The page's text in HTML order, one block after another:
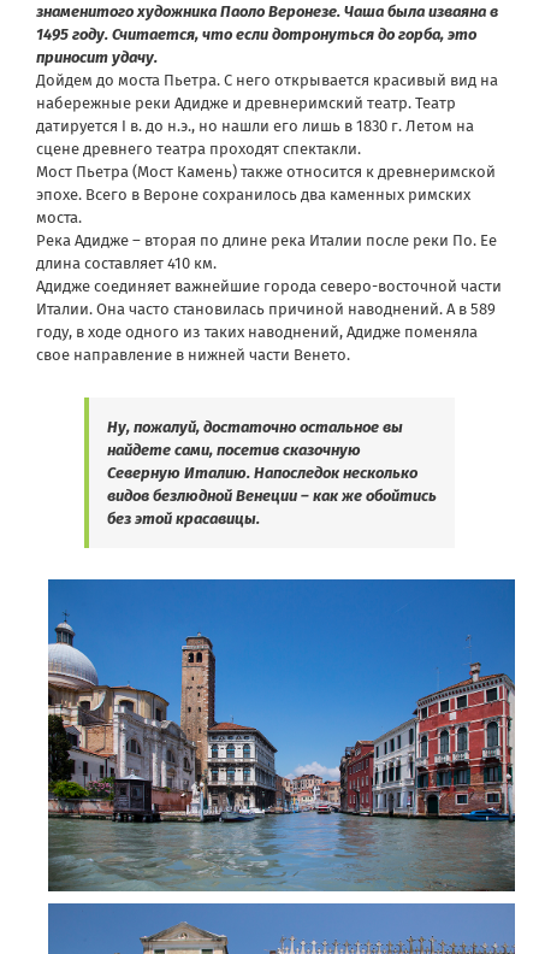
знаменитого художника Паоло Веронезе. Чаша была изваяна в
1495 году. Считается, что если дотронуться до горба, это
приносит удачу.
Дойдем до моста Пьетра. С него открывается красивый вид на
набережные реки Адидже и древнеримский театр. Театр
датируется I в. до н.э., но нашли его лишь в 1830 г. Летом на
сцене древнего театра проходят спектакли.
Мост Пьетра (Мост Камень) также относится к древнеримской
эпохе. Всего в Вероне сохранилось два каменных римских
моста.
Река Адидже – вторая по длине река Италии после реки По. Ее
длина составляет 410 км.
Адидже соединяет важнейшие города северо-восточной части
Италии. Она часто становилась причиной наводнений. А в 589
году, в ходе одного из таких наводнений, Адидже поменяла
свое направление в нижней части Венето.
Ну, пожалуй, достаточно остальное вы
найдете сами, посетив сказочную
Северную Италию. Напоследок несколько
видов безлюдной Венеции – как же обойтись
без этой красавицы.